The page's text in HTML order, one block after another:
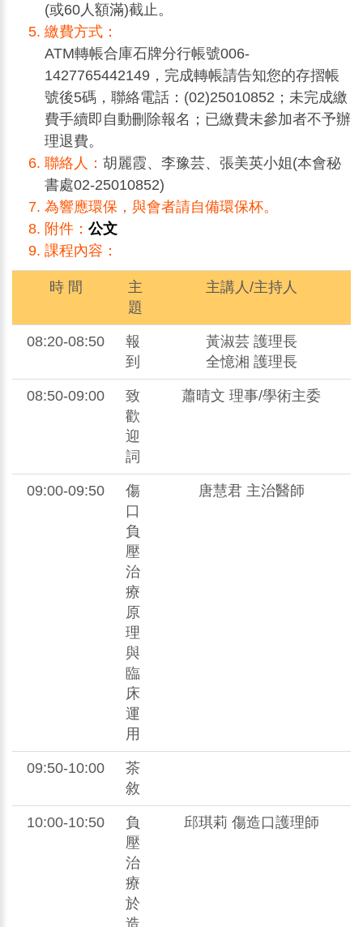
(或60人額滿)截止。
繳費方式：
ATM轉帳合庫石牌分行帳號006-
1427765442149，完成轉帳請告知您的存摺帳
號後5碼，聯絡電話：(02)25010852；未完成繳
費手續即自動刪除報名；已繳費未參加者不予辦
理退費。
聯絡人： 胡麗霞、李豫芸、張美英小姐(本會秘
書處02-25010852)
為響應環保，與會者請自備環保杯。
附件： 公文
課程內容：
時 間
主
題
主講人/主持人
08:20-08:50
報
到
黃淑芸 護理長
全憶湘 護理長
08:50-09:00
致
歡
迎
詞
蕭晴文 理事/學術主委
09:00-09:50
傷
口
負
壓
治
療
原
理
與
臨
床
運
用
唐慧君 主治醫師
09:50-10:00
茶
敘
10:00-10:50
負
壓
治
療
於
造
邱琪莉 傷造口護理師